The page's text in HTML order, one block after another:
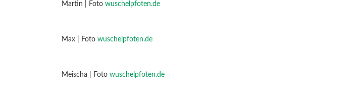
Martin | Foto wuschelpfoten.de
Max | Foto wuschelpfoten.de
Meischa | Foto wuschelpfoten.de